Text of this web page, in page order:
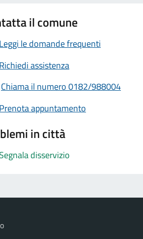
il comune
Leggi le domande frequenti
Richiedi assistenza
Chiama il numero 0182/988004
Prenota appuntamento
in città
Segnala disservizio